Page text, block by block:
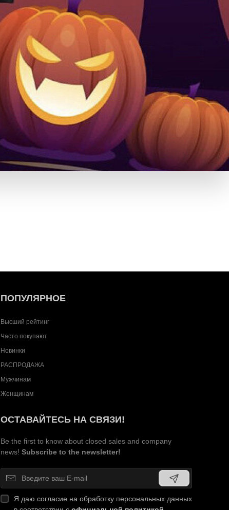
ПОПУЛЯРНОЕ
Высший рейтинг
Часто покупают
Новинки
РАСПРОДАЖА
Мужчинам
Женщинам
ОСТАВАЙТЕСЬ НА СВЯЗИ!
Be the first to know about closed sales and company
news! Subscribe to the newsletter!
Я даю согласие на обработку персональных данных